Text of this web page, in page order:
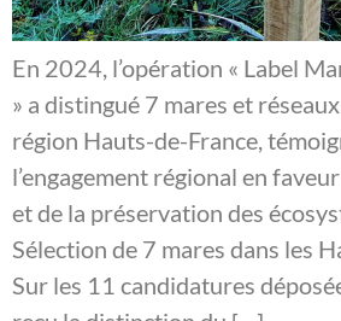
En 2024, l’opération « Label
» a distingué 7 mares et
région Hauts-de-France,
l’engagement régional en
et de la préservation des
Sélection de 7 mares dans les
Sur les 11 candidatures